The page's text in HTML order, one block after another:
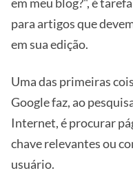
para artigos que
em sua edição.
Uma das primeiras
Google faz, ao
Internet, é procurar
chave relevantes ou
usuário.